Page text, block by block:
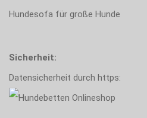
Hundesofa für große Hunde
Sicherheit:
Datensicherheit durch https: